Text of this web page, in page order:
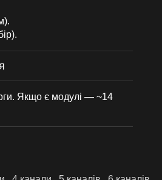
Якщо є модулі — ~14